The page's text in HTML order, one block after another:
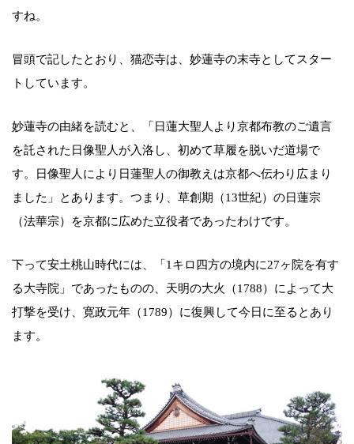
すね。
冒頭で記したとおり、猫恋寺は、妙蓮寺の末寺としてスター
トしています。
妙蓮寺の由緒を読むと、「日蓮大聖人より京都布教のご遺言
を託された日像聖人が入洛し、初めて草履を脱いだ道場で
す。日像聖人により日蓮聖人の御教えは京都へ伝わり広まり
ました」とあります。つまり、草創期（13世紀）の日蓮宗
（法華宗）を京都に広めた立役者であったわけです。
下って安土桃山時代には、「1キロ四方の境内に27ヶ院を有す
る大寺院」であったものの、天明の大火（1788）によって大
打撃を受け、寛政元年（1789）に復興して今日に至るとあり
ます。